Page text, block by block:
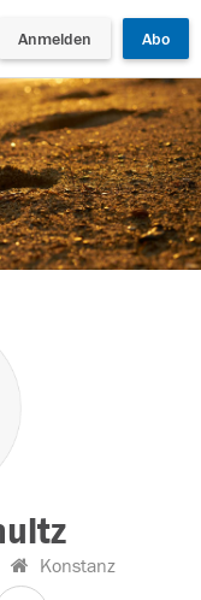
Anmelden Abo
Konstanz